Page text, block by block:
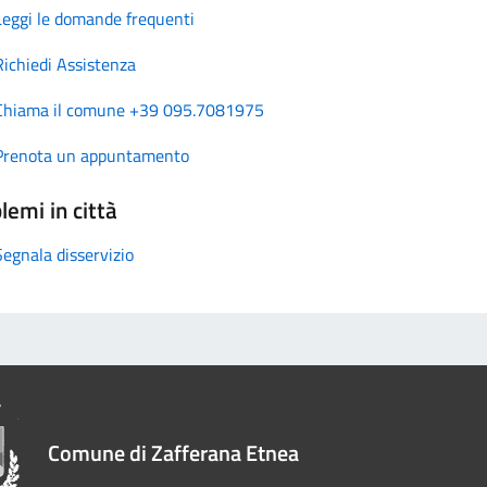
le domande frequenti
Assistenza
il comune +39 095.7081975
un appuntamento
in città
disservizio
Comune di Zafferana Etnea